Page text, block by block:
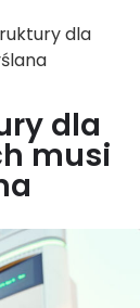
dla
dla
musi